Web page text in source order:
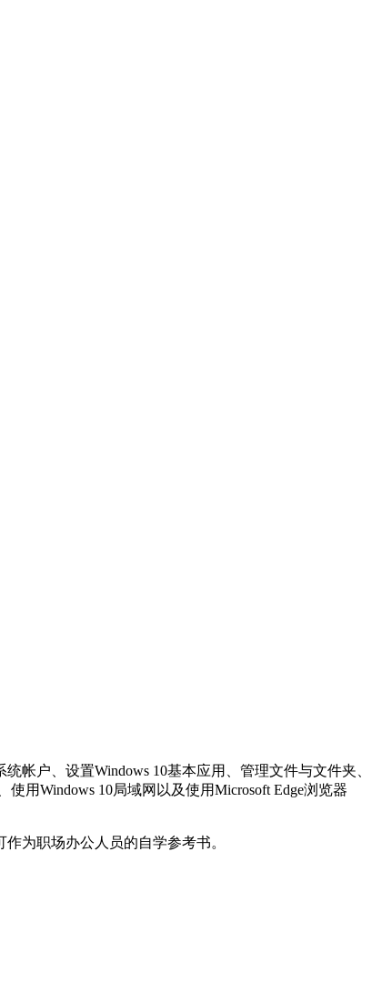
帐户、设置Windows 10基本应用、管理文件与文件夹、
用Windows 10局域网以及使用Microsoft Edge浏览器
为职场办公人员的自学参考书。